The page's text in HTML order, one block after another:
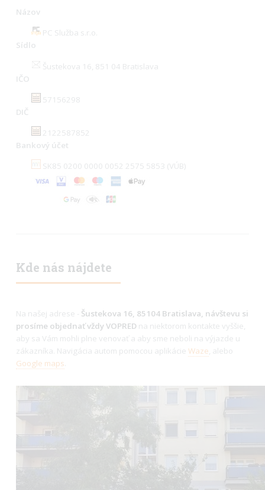
Názov
PC Služba s.r.o.
Sídlo
Šustekova 16, 851 04 Bratislava
IČO
57156298
DIČ
2122587852
Bankový účet
SK85 0200 0000 0052 2575 5853 (VÚB)
Kde nás nájdete
Na našej adrese - Šustekova 16, 85104 Bratislava, návštevu si
prosíme objednať vždy VOPRED na niektorom kontakte vyššie,
aby sa Vám mohli plne venovať a aby sme neboli na výjazde u
zákazníka. Navigácia autom pomocou aplikácie Waze , alebo
Google maps